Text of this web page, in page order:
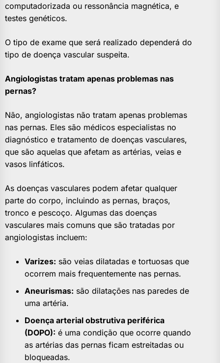
computadorizada ou ressonância magnética, e
testes genéticos.
O tipo de exame que será realizado dependerá do
tipo de doença vascular suspeita.
Angiologistas tratam apenas problemas nas
pernas?
Não, angiologistas não tratam apenas problemas
nas pernas. Eles são médicos especialistas no
diagnóstico e tratamento de doenças vasculares,
que são aquelas que afetam as artérias, veias e
vasos linfáticos.
As doenças vasculares podem afetar qualquer
parte do corpo, incluindo as pernas, braços,
tronco e pescoço. Algumas das doenças
vasculares mais comuns que são tratadas por
angiologistas incluem:
Varizes: são veias dilatadas e tortuosas que
ocorrem mais frequentemente nas pernas.
Aneurismas: são dilatações nas paredes de
uma artéria.
Doença arterial obstrutiva periférica
(DOPO): é uma condição que ocorre quando
as artérias das pernas ficam estreitadas ou
bloqueadas.